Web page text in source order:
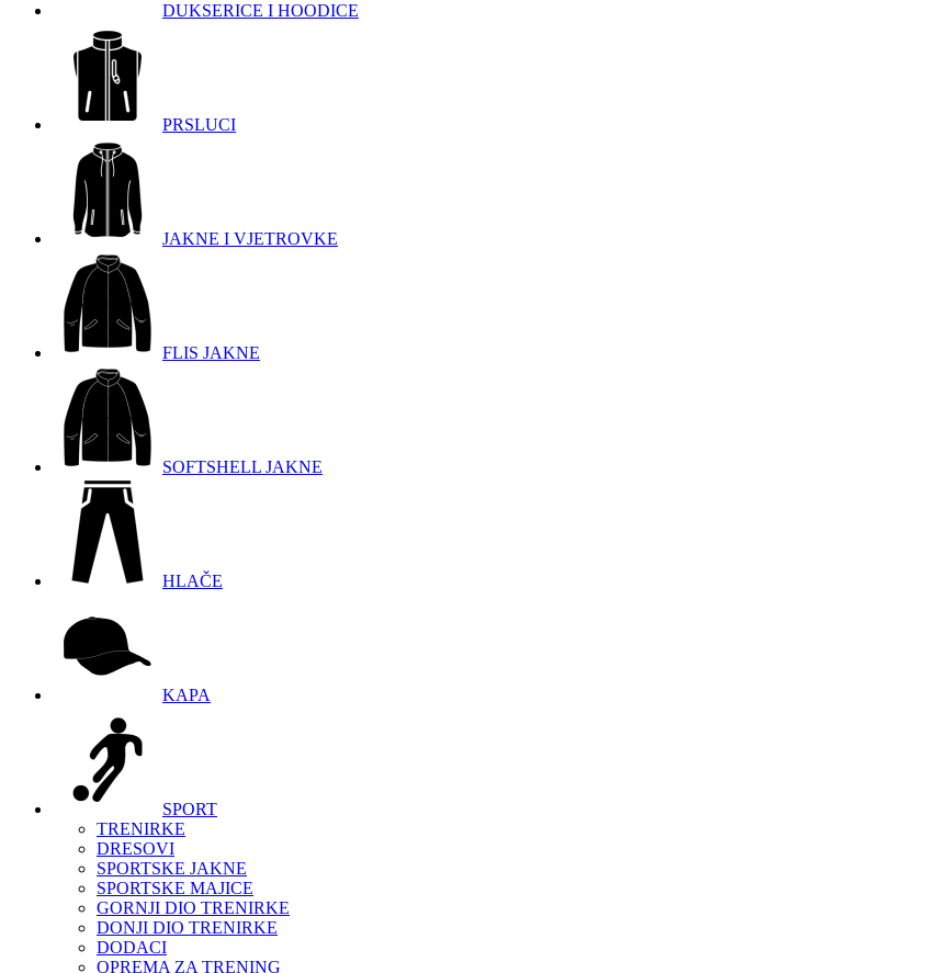
DUKSERICE I HOODICE
PRSLUCI
JAKNE I VJETROVKE
FLIS JAKNE
SOFTSHELL JAKNE
HLAČE
KAPA
SPORT
TRENIRKE
DRESOVI
SPORTSKE JAKNE
SPORTSKE MAJICE
GORNJI DIO TRENIRKE
DONJI DIO TRENIRKE
DODACI
OPREMA ZA TRENING